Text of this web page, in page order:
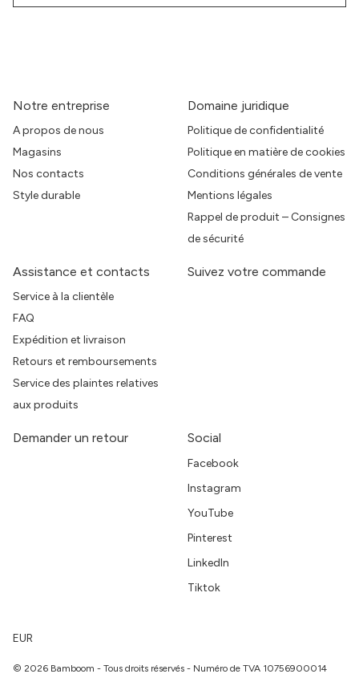
Notre entreprise
A propos de nous
Magasins
Nos contacts
Style durable
Domaine juridique
Politique de confidentialité
Politique en matière de cookies
Conditions générales de vente
Mentions légales
Rappel de produit – Consignes
de sécurité
Assistance et contacts
Service à la clientèle
FAQ
Expédition et livraison
Retours et remboursements
Service des plaintes relatives
aux produits
Suivez votre commande
Demander un retour Social
Facebook
Instagram
YouTube
Pinterest
LinkedIn
Tiktok
EUR
© 2026 Bamboom - Tous droits réservés - Numéro de TVA 10756900014